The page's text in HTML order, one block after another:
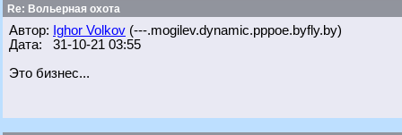
Re: Вольерная охота
Автор: Ighor Volkov (---.mogilev.dynamic.pppoe.byfly.by)
Дата: 31-10-21 03:55
Это бизнес...